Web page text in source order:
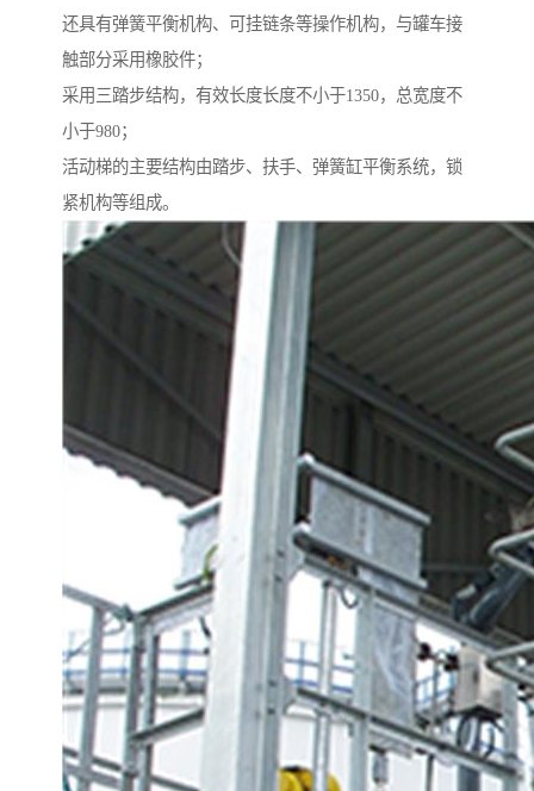
还具有弹簧平衡机构、可挂链条等操作机构，与罐车接
触部分采用橡胶件；
采用三踏步结构，有效长度长度不小于1350，总宽度不
小于980；
活动梯的主要结构由踏步、扶手、弹簧缸平衡系统，锁
紧机构等组成。